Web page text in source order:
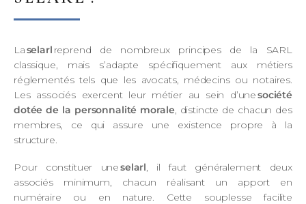
Laselarl reprend de nombreux principes de la SARL
classique, mais s’adapte spécifiquement aux métiers
réglementés tels que les avocats, médecins ou notaires.
Les associés exercent leur métier au sein d’unesociété
dotée de la personnalité morale, distincte de chacun des
membres, ce qui assure une existence propre à la
structure.
Pour constituer uneselarl, il faut généralement deux
associés minimum, chacun réalisant un apport en
numéraire ou en nature. Cette souplesse facilite